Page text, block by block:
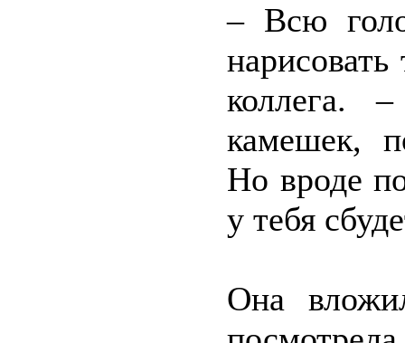
– Всю
коллега.
камешек,
Но вроде
у тебя
Она